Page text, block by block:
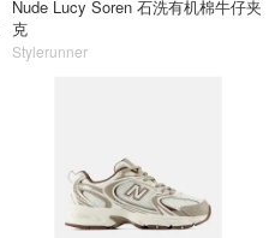
Nude Lucy Soren 石洗有机棉牛仔夹
克
Stylerunner